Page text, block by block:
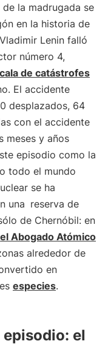
de la madrugada se
en la historia de
Lenin falló
número 4,
de catástrofes
El accidente
desplazados, 64
con el accidente
meses y años
episodio como la
todo el mundo
se ha
una reserva de
de Chernóbil: en
el Abogado Atómico
alrededor de
en
especies.
el